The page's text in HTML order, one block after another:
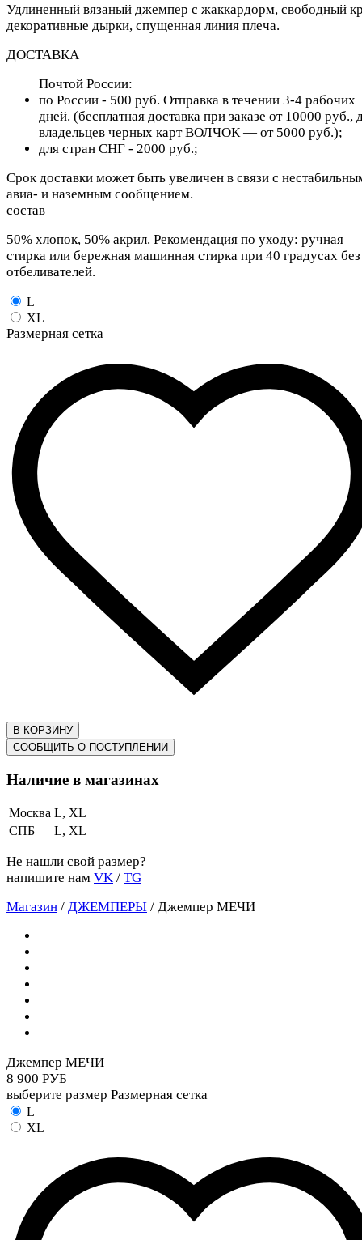
Удлиненный вязаный джемпер с жаккардорм, свободный
декоративные дырки, спущенная линия плеча.
ДОСТАВКА
Почтой России:
по России - 500 руб. Отправка в течении 3-4 рабочих
дней. (бесплатная доставка при заказе от 10000 руб.,
владельцев черных карт ВОЛЧОК — от 5000 руб.);
для cтран СНГ - 2000 руб.;
Срок доставки может быть увеличен в связи с
авиа- и наземным сообщением.
состав
50% хлопок, 50% акрил. Рекомендация по уходу: ручная
стирка или бережная машинная стирка при 40 градусах без
отбеливателей.
L
XL
Размерная сетка
В КОРЗИНУ
СООБЩИТЬ О ПОСТУПЛЕНИИ
Наличие в магазинах
Москва L, XL
СПБ
L, XL
Не нашли свой размер?
напишите нам VK / TG
Магазин / ДЖЕМПЕРЫ / Джемпер МЕЧИ
Джемпер МЕЧИ
8 900 РУБ
выберите размер Размерная сетка
L
XL